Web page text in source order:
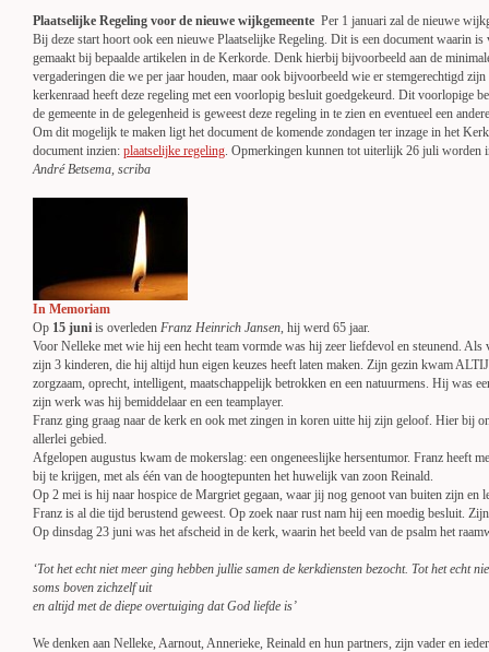
Plaatselijke Regeling voor de nieuwe wijkgemeente Per 1 januari zal de nieuwe
Bij deze start hoort ook een nieuwe Plaatselijke Regeling. Dit is een document waarin
gemaakt bij bepaalde artikelen in de Kerkorde. Denk hierbij bijvoorbeeld aan de
vergaderingen die we per jaar houden, maar ook bijvoorbeeld wie er stemgerechtigd
kerkenraad heeft deze regeling met een voorlopig besluit goedgekeurd. Dit voorlopige
de gemeente in de gelegenheid is geweest deze regeling in te zien en eventueel een
Om dit mogelijk te maken ligt het document de komende zondagen ter inzage in het
document inzien: plaatselijke regeling. Opmerkingen kunnen tot uiterlijk 26 juli worden
André Betsema, scriba
In Memoriam
Op 15 juni is overleden Franz Heinrich Jansen, hij werd 65 jaar.
Voor Nelleke met wie hij een hecht team vormde was hij zeer liefdevol en steunend.
zijn 3 kinderen, die hij altijd hun eigen keuzes heeft laten maken. Zijn gezin kwam
zorgzaam, oprecht, intelligent, maatschappelijk betrokken en een natuurmens. Hij was
zijn werk was hij bemiddelaar en een teamplayer.
Franz ging graag naar de kerk en ook met zingen in koren uitte hij zijn geloof. Hier bij
allerlei gebied.
Afgelopen augustus kwam de mokerslag: een ongeneeslijke hersentumor. Franz heeft
bij te krijgen, met als één van de hoogtepunten het huwelijk van zoon Reinald.
Op 2 mei is hij naar hospice de Margriet gegaan, waar jij nog genoot van buiten zijn en
Franz is al die tijd berustend geweest. Op zoek naar rust nam hij een moedig besluit.
Op dinsdag 23 juni was het afscheid in de kerk, waarin het beeld van de psalm het
‘Tot het echt niet meer ging hebben jullie samen de kerkdiensten bezocht. Tot het echt
soms boven zichzelf uit
en altijd met de diepe overtuiging dat God liefde is’
We denken aan Nelleke, Aarnout, Annerieke, Reinald en hun partners, zijn vader en